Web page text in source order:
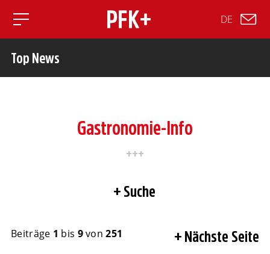
Toggle mobile navigation
DE
Top News
Gastronomie-Info
Suche
Beiträge 1 bis 9von251 Nächste Seite